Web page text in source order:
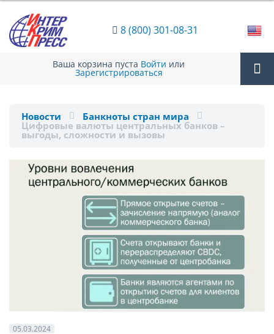
8 (800) 301-08-31
Ваша корзина пуста Войти или
Зарегистрироваться
Новости Банкноты стран мира
Цифровые валюты центральных банков –
выгоды, сложности и вызовы
05.03.2024